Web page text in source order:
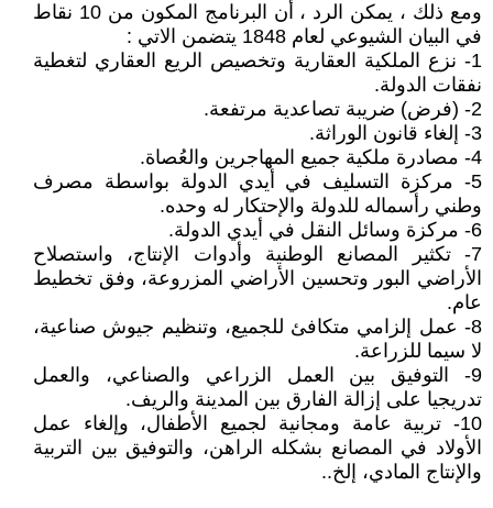
ومع ذلك ، يمكن الرد ، أن البرنامج المكون من 10 نقاط
في البيان الشيوعي لعام 1848 يتضمن الاتي :
1- نزع الملكية العقارية وتخصيص الريع العقاري لتغطية
نفقات الدولة.
2- (فرض) ضريبة تصاعدية مرتفعة.
3- إلغاء قانون الوراثة.
4- مصادرة ملكية جميع المهاجرين والعُصاة.
5- مركزة التسليف في أيدي الدولة بواسطة مصرف
وطني رأسماله للدولة والإحتكار له وحده.
6- مركزة وسائل النقل في أيدي الدولة.
7- تكثير المصانع الوطنية وأدوات الإنتاج، واستصلاح
الأراضي البور وتحسين الأراضي المزروعة، وفق تخطيط
عام.
8- عمل إلزامي متكافئ للجميع، وتنظيم جيوش صناعية،
لا سيما للزراعة.
9- التوفيق بين العمل الزراعي والصناعي، والعمل
تدريجيا على إزالة الفارق بين المدينة والريف.
10- تربية عامة ومجانية لجميع الأطفال، وإلغاء عمل
الأولاد في المصانع بشكله الراهن، والتوفيق بين التربية
والإنتاج المادي، إلخ..